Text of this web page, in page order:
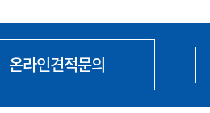
온라인견적문의